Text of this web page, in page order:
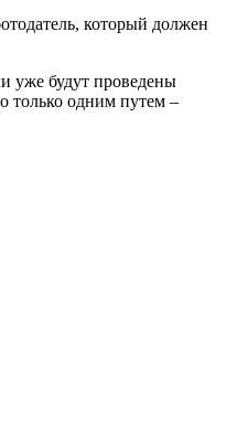
который должен
уже будут проведены
только одним путем –